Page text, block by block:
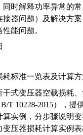
同时解释功率异常的
接器问题）及解决方
能问题。
耗标准一览表及计算
干式变压器空载损耗
T 10228-2015），提
算实例，分步骤说明
变压器损耗计算实例